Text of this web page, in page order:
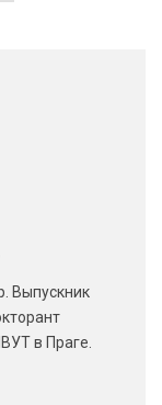
Выпускник
в Праге.